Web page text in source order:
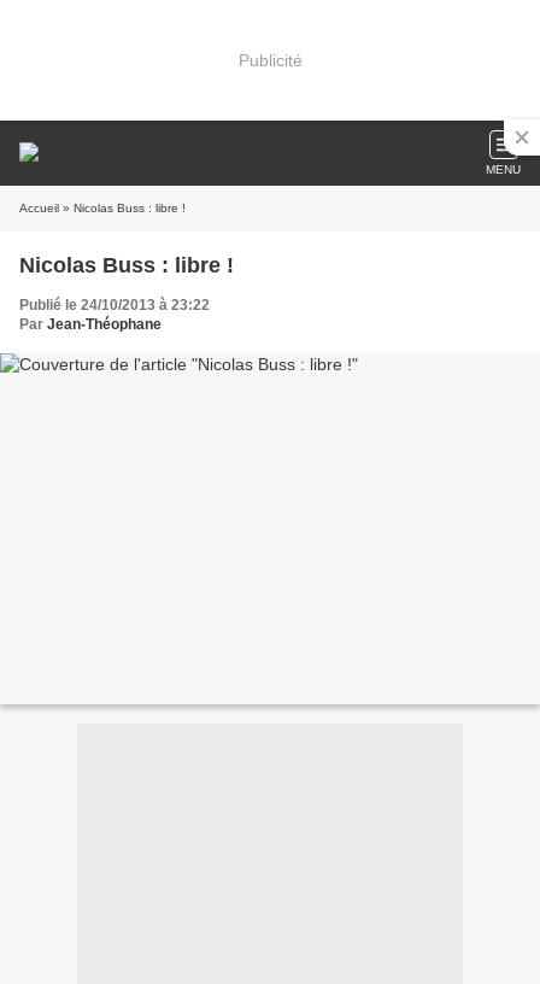
Publicité
MENU
Accueil » Nicolas Buss : libre !
Nicolas Buss : libre !
Publié le 24/10/2013 à 23:22
Par Jean-Théophane